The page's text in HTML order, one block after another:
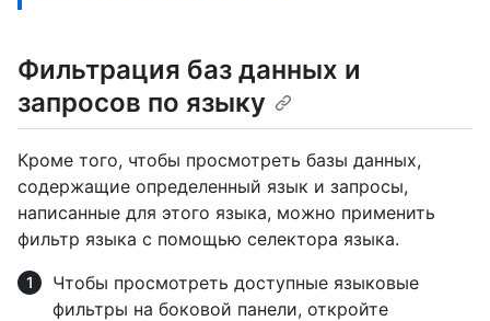
Фильтрация баз данных и
запросов по языку
Кроме того, чтобы просмотреть базы данных,
содержащие определенный язык и запросы,
написанные для этого языка, можно применить
фильтр языка с помощью селектора языка.
Чтобы просмотреть доступные языковые
фильтры на боковой панели, откройте